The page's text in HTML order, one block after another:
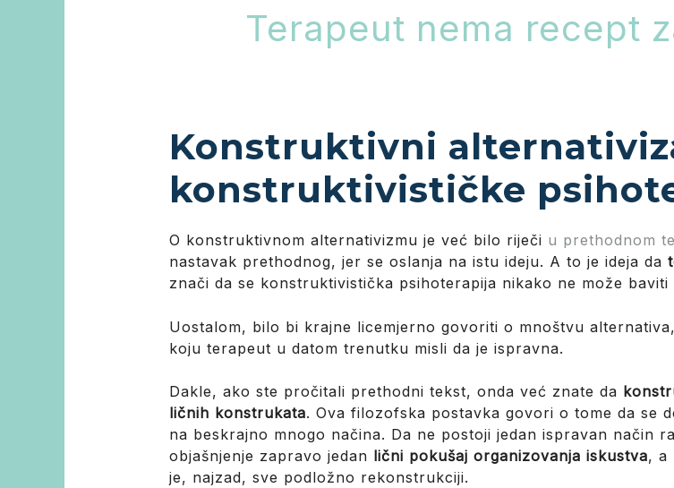
Terapeut nema recept
Konstruktivni
konstruktivističke
O konstruktivnom alternativizmu je već bilo riječi u prethodnom
nastavak prethodnog, jer se oslanja na istu ideju. A to je ideja da
znači da se konstruktivistička psihoterapija nikako ne može
Uostalom, bilo bi krajne licemjerno govoriti o mnoštvu
koju terapeut u datom trenutku misli da je ispravna.
Dakle, ako ste pročitali prethodni tekst, onda već znate da
ličnih konstrukata. Ova filozofska postavka govori o tome da se
na beskrajno mnogo načina. Da ne postoji jedan ispravan način
objašnjenje zapravo jedan lični pokušaj organizovanja iskustva, a
je, najzad, sve podložno rekonstrukciji.